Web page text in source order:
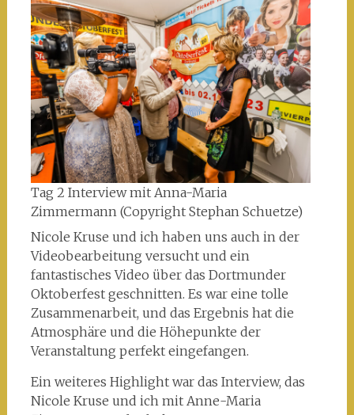
Tag 2 Interview mit Anna-Maria
Zimmermann (Copyright Stephan Schuetze)
Nicole Kruse und ich haben uns auch in der
Videobearbeitung versucht und ein
fantastisches Video über das Dortmunder
Oktoberfest geschnitten. Es war eine tolle
Zusammenarbeit, und das Ergebnis hat die
Atmosphäre und die Höhepunkte der
Veranstaltung perfekt eingefangen.
Ein weiteres Highlight war das Interview, das
Nicole Kruse und ich mit Anne-Maria